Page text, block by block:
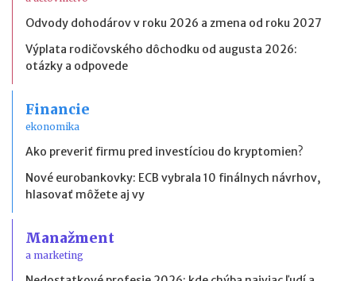
Odvody dohodárov v roku 2026 a zmena od roku 2027
Výplata rodičovského dôchodku od augusta 2026:
otázky a odpovede
Financie
ekonomika
Ako preveriť firmu pred investíciou do kryptomien?
Nové eurobankovky: ECB vybrala 10 finálnych návrhov,
hlasovať môžete aj vy
Manažment
a marketing